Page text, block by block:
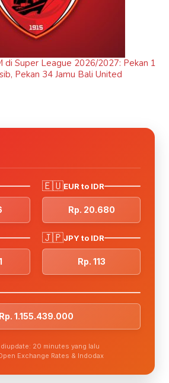
di Super League 2026/2027: Pekan 1
Pekan 34 Jamu Bali United
🇪🇺EUR to IDR
Rp. 20.680
🇯🇵JPY to IDR
Rp. 113
Rp. 1.155.439.000
20 minutes yang lalu
Exchange Rates & Indodax